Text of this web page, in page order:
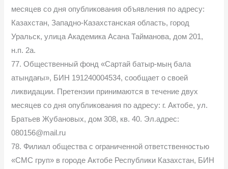
месяцев со дня опубликования объявления по адресу:
Казахстан, Западно-Казахстанская область, город
Уральск, улица Академика Асана Тайманова, дом 201,
н.п. 2а.
77. Общественный фонд «Сартай батыр-мың бала
атындағы», БИН 191240004534, сообщает о своей
ликвидации. Претензии принимаются в течение двух
месяцев со дня опубликования по адресу: г. Актобе, ул.
Братьев Жубановых, дом 308, кв. 40. Эл.адрес:
080156@mail.ru
78. Филиал общества с ограниченной ответственностью
«СМС груп» в городе Актобе Республики Казахстан, БИН